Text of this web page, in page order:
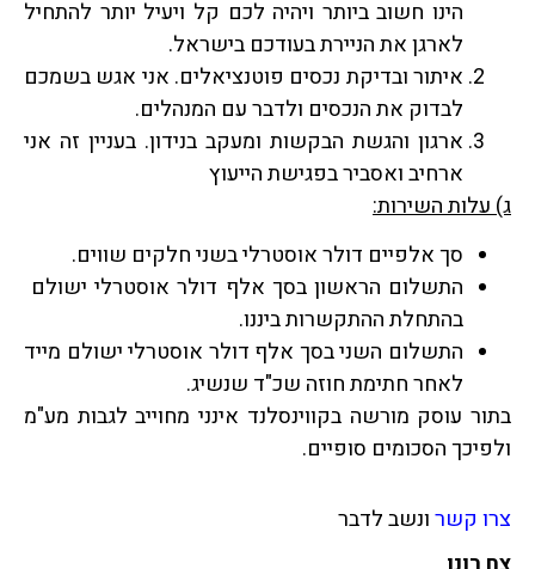
הינו חשוב ביותר ויהיה לכם קל ויעיל יותר להתחיל
לארגן את הניירת בעודכם בישראל.
איתור ובדיקת נכסים פוטנציאלים. אני אגש בשמכם
לבדוק את הנכסים ולדבר עם המנהלים.
ארגון והגשת הבקשות ומעקב בנידון. בעניין זה אני
ארחיב ואסביר בפגישת הייעוץ
ג) עלות השירות:
סך אלפיים דולר אוסטרלי בשני חלקים שווים.
התשלום הראשון בסך אלף דולר אוסטרלי ישולם
בהתחלת ההתקשרות ביננו.
התשלום השני בסך אלף דולר אוסטרלי ישולם מייד
לאחר חתימת חוזה שכ"ד שנשיג.
בתור עוסק מורשה בקווינסלנד אינני מחוייב לגבות מע"מ
ולפיכך הסכומים סופיים.
צרו קשרונשב לדבר